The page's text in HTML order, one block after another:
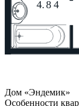
Дом «Эндемик»
Особенности